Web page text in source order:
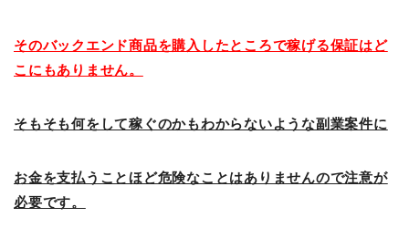
そのバックエンド商品を購入したところで稼げる保証はど
こにもありません。
そもそも何をして稼ぐのかもわからないような副業案件に
お金を支払うことほど危険なことはありませんので注意が
必要です。